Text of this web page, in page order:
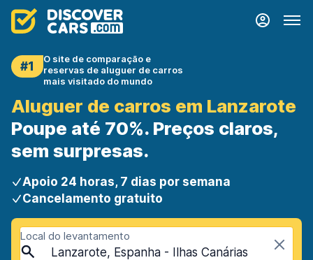
#1
O site de comparação e
reservas de aluguer de carros
mais visitado do mundo
Aluguer de carros em Lanzarote
Poupe até 70%. Preços claros,
sem surpresas.
Apoio 24 horas, 7 dias por semana
Cancelamento gratuito
Local do levantamento
Lanzarote, Espanha - Ilhas Canárias